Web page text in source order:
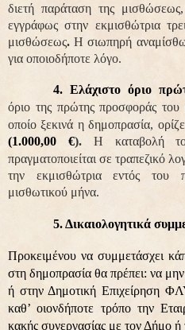
διετή παράταση της
εγγράφως στην εκμισθώτρια
μισθώσεως.Η σιωπηρή
για οποιοδήποτε λόγο.
4. Ελάχιστο όριο
όριο της πρώτης προσφοράς του
οποίο ξεκινά η δημοπρασία,
(1.000,00 €).Η καταβολή
πραγματοποιείται σε τραπεζικό
την εκμισθώτρια εντός του
μισθωτικού μήνα.
5. Δικαιολογητικά
Προκειμένου να συμμετάσχει
στη δημοπρασία θα πρέπει: να
ή στην Δημοτική Επιχείρηση
καθ’ οιονδήποτε τρόπο την
κακής συνεργασίας με τον Δήμο